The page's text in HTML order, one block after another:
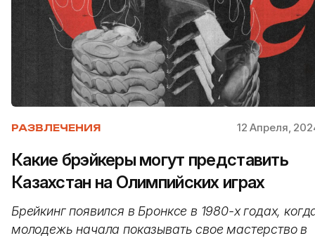
РАЗВЛЕЧЕНИЯ 12 Апреля,
Какие брэйкеры могут представить
Казахстан на Олимпийских играх
Брейкинг появился в Бронксе в 1980-х годах,
молодежь начала показывать свое мастерство в